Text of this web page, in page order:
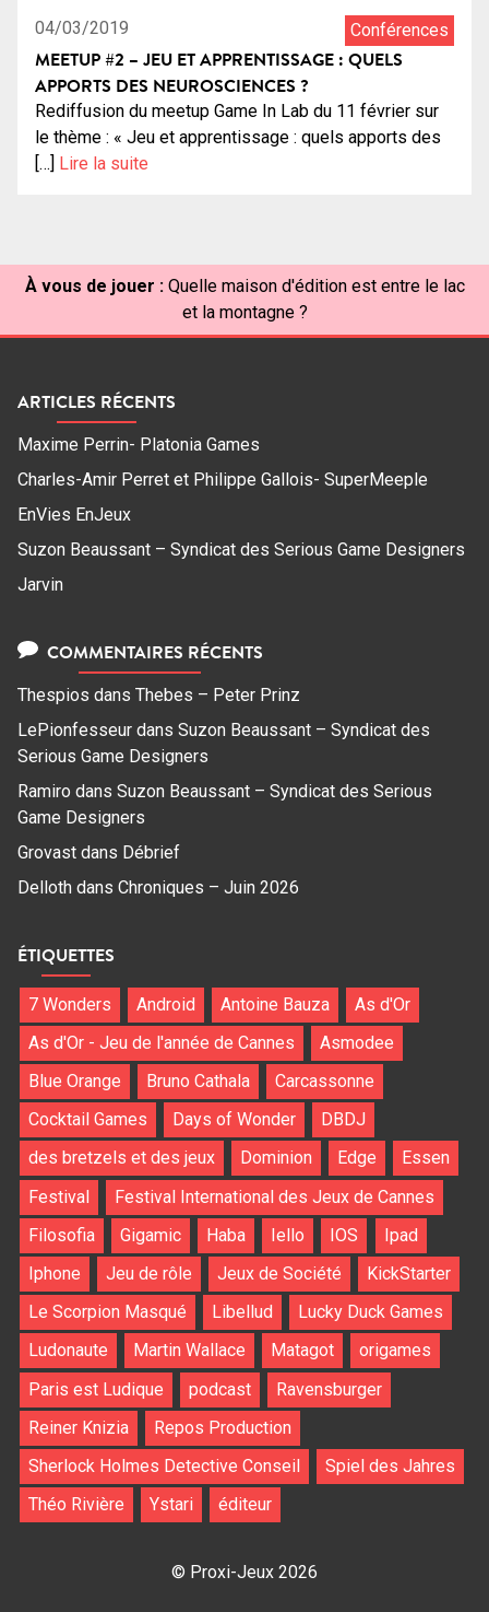
04/03/2019 Conférences
MEETUP #2 – JEU ET APPRENTISSAGE : QUELS
APPORTS DES NEUROSCIENCES ?
Rediffusion du meetup Game In Lab du 11 février sur
le thème : « Jeu et apprentissage : quels apports des
[…]
Lire la suite
À vous de jouer : Quelle maison d'édition est entre le lac
et la montagne ?
ARTICLES RÉCENTS
Maxime Perrin- Platonia Games
Charles-Amir Perret et Philippe Gallois- SuperMeeple
EnVies EnJeux
Suzon Beaussant – Syndicat des Serious Game Designers
Jarvin
COMMENTAIRES RÉCENTS
Thespios dans Thebes – Peter Prinz
LePionfesseur dans Suzon Beaussant – Syndicat des
Serious Game Designers
Ramiro dans Suzon Beaussant – Syndicat des Serious
Game Designers
Grovast dans Débrief
Delloth dans Chroniques – Juin 2026
ÉTIQUETTES
7 Wonders Android Antoine Bauza
As d'Or
As d'Or - Jeu de l'année de Cannes
Asmodee
Blue Orange
Bruno Cathala
Carcassonne
Cocktail Games
Days of Wonder
DBDJ
des bretzels et des jeux
Dominion Edge
Essen
Festival
Festival International des Jeux de Cannes
Filosofia
Gigamic Haba Iello IOS
Ipad
Iphone
Jeu de rôle Jeux de Société
KickStarter
Le Scorpion Masqué
Libellud
Lucky Duck Games
Ludonaute
Martin Wallace Matagot
origames
Paris est Ludique
podcast
Ravensburger
Reiner Knizia
Repos Production
Sherlock Holmes Detective Conseil
Spiel des Jahres
Théo Rivière
Ystari éditeur
© Proxi-Jeux 2026